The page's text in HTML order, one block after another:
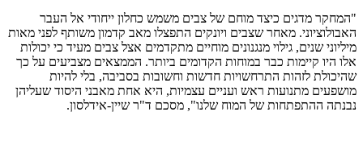
"המחקר מדגים כיצד מוחם של צבים משמש כחלון ייחודי אל העבר
האבולוציוני. מאחר שצבים ויונקים התפצלו מאב קדמון משותף לפני מאות
מיליוני שנים, גילוי מנגנונים מוחיים מתקדמים אצל צבים מעיד כי יכולות
אלו היו קיימות כבר במוחות הקדומים ביותר. הממצאים מצביעים על כך
שהיכולת לזהות התרחשויות חדשות וחשובות בסביבה, בלי להיות
מושפעים מתנועות ראש ועניים עצמיות, היא אחת מאבני היסוד שעליהן
נבנתה ההתפתחות של המוח שלנו", מסכם ד"ר שיין-אידלסון.